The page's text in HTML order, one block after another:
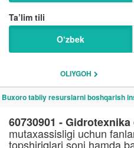
Ta’lim tili
O‘zbek
OLIYGOH
Buxoro tabiiy resurslarni boshqarish
60730901 -
mutaxassisligi uchun
topshiriqlari soni hamda